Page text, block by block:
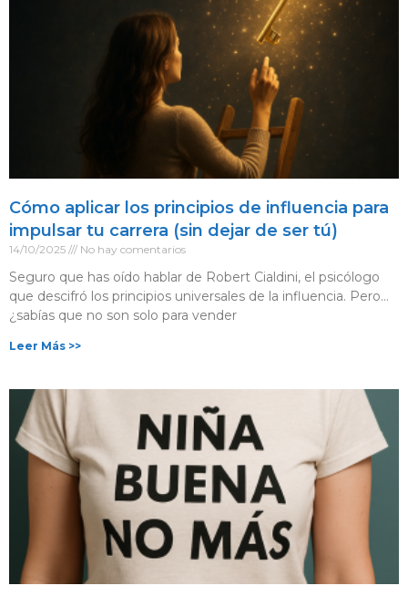
Cómo aplicar los principios de influencia para
impulsar tu carrera (sin dejar de ser tú)
14/10/2025 No hay comentarios
Seguro que has oído hablar de Robert Cialdini, el psicólogo
que descifró los principios universales de la influencia. Pero…
¿sabías que no son solo para vender
Leer Más >>